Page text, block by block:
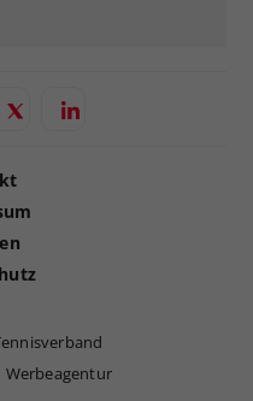
Werbeagentur